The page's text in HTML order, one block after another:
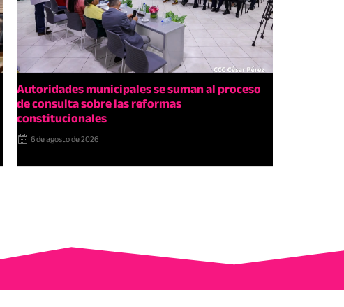
Autoridades municipales se suman al proceso
de consulta sobre las reformas
constitucionales
6 de agosto de 2026